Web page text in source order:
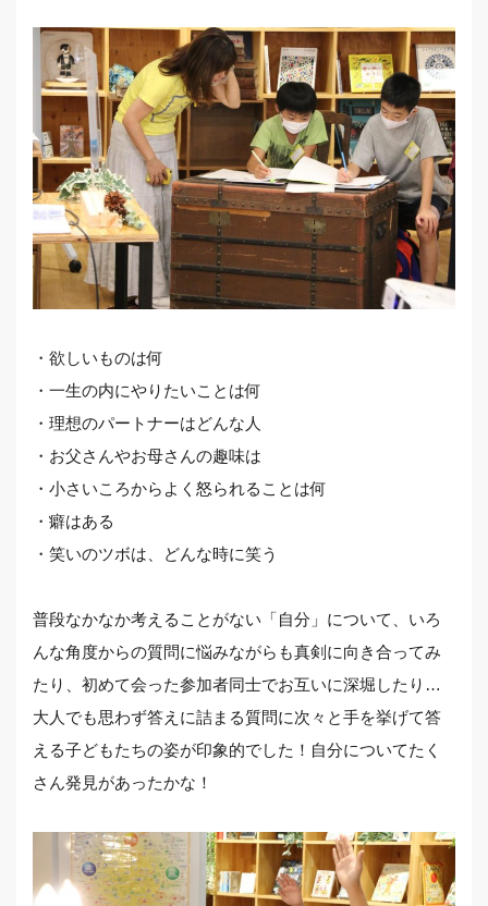
・欲しいものは何
・一生の内にやりたいことは何
・理想のパートナーはどんな人
・お父さんやお母さんの趣味は
・小さいころからよく怒られることは何
・癖はある
・笑いのツボは、どんな時に笑う
普段なかなか考えることがない「自分」について、いろ
んな角度からの質問に悩みながらも真剣に向き合ってみ
たり、初めて会った参加者同士でお互いに深堀したり…
大人でも思わず答えに詰まる質問に次々と手を挙げて答
える子どもたちの姿が印象的でした！自分についてたく
さん発見があったかな！